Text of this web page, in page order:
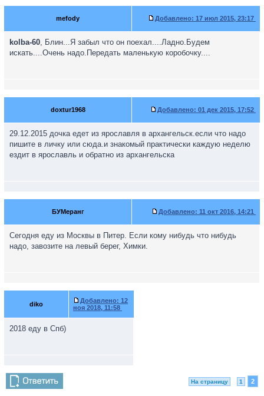
mefody Добавлено: 17 июл 2015, 23:17
kolba-60, Блин...Я забыл что он поехал....Ладно.Будем
искать....Очень надо.Передать маленькую коробочку....
doxtur1968 Добавлено: 01 дек 2015, 17:52
29.12.2015 дочка едет из ярославля в архангельск.если что надо
пишите в личку или сюда.и знакомый практически каждую неделю
ездит в ярославль и обратно из архангельска
БУМеранг Добавлено: 11 окт 2016, 14:21
Сегодня еду из Москвы в Питер. Если кому нибудь что нибудь
надо, завозите на левый берег, Химки.
diko Добавлено: 12
ноя 2018, 11:58
2018 еду в Спб)
На страницу 1 2